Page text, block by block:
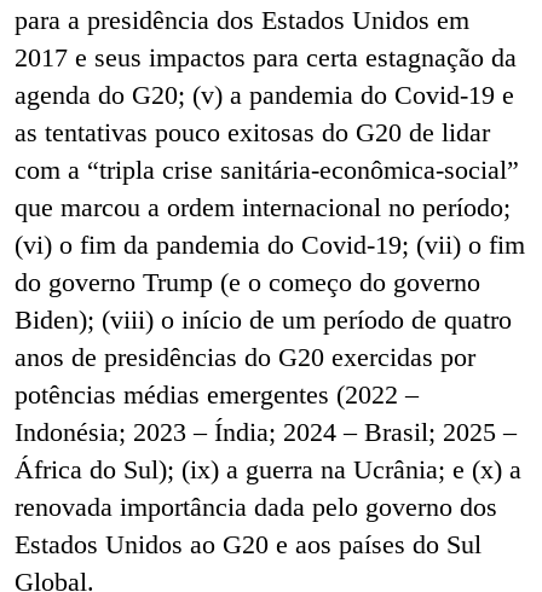
para a presidência dos Estados Unidos em
2017 e seus impactos para certa estagnação da
agenda do G20; (v) a pandemia do Covid-19 e
as tentativas pouco exitosas do G20 de lidar
com a “tripla crise sanitária-econômica-social”
que marcou a ordem internacional no período;
(vi) o fim da pandemia do Covid-19; (vii) o fim
do governo Trump (e o começo do governo
Biden); (viii) o início de um período de quatro
anos de presidências do G20 exercidas por
potências médias emergentes (2022 –
Indonésia; 2023 – Índia; 2024 – Brasil; 2025 –
África do Sul); (ix) a guerra na Ucrânia; e (x) a
renovada importância dada pelo governo dos
Estados Unidos ao G20 e aos países do Sul
Global.